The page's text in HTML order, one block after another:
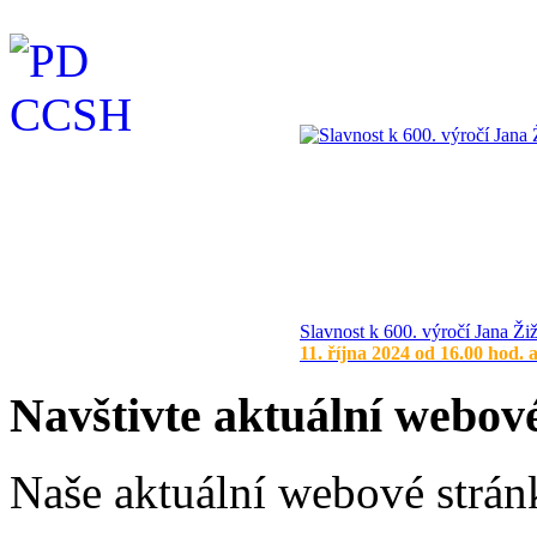
Slavnost k 600. výročí Jana
11. října 2024 od 16.00 hod.
Navštivte aktuální
Naše aktuální webové